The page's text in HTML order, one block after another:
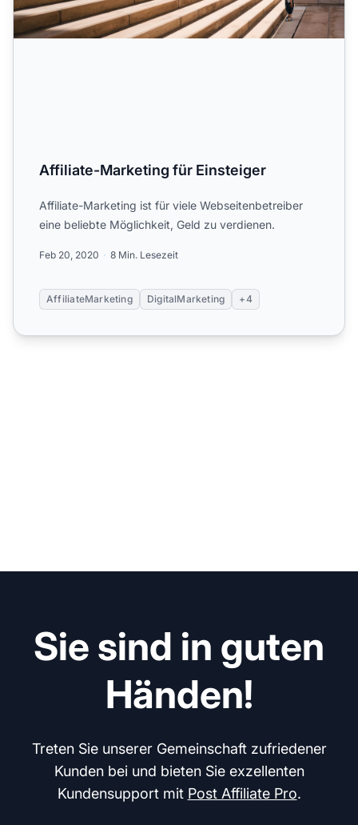
Affiliate-Marketing für Einsteiger
Affiliate-Marketing ist für viele Webseitenbetreiber
eine beliebte Möglichkeit, Geld zu verdienen.
Feb 20, 2020 8 Min. Lesezeit
AffiliateMarketing DigitalMarketing +4
Sie sind in guten
Händen!
Treten Sie unserer Gemeinschaft zufriedener
Kunden bei und bieten Sie exzellenten
Kundensupport mit Post Affiliate Pro.